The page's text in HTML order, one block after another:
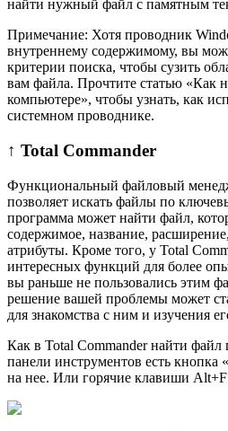
найти нужный файл с памятным
Примечание: Хотя проводник
внутреннему содержимому, вы
критерии поиска, чтобы сузить
вам файла. Прочтите статью «Как
компьютере», чтобы узнать, как
системном проводнике.
↑ Total Commander
Функциональный файловый
позволяет искать файлы по
программа может найти файл,
содержимое, название,
атрибуты. Кроме того, у Total
интересных функций для более
вы раньше не пользовались этим
решение вашей проблемы может
для знакомства с ним и изучения
Как в Total Commander найти
панели инструментов есть
на нее. Или горячие клавиши